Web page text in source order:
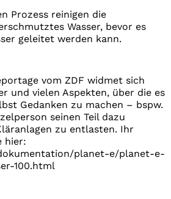
Prozess reinigen die
Wasser, bevor es
geleitet werden kann.
vom ZDF widmet sich
und vielen Aspekten, über die es
Gedanken zu machen – bspw.
seinen Teil dazu
zu entlasten. Ihr
hier:
planet-e/planet-e-
100.html